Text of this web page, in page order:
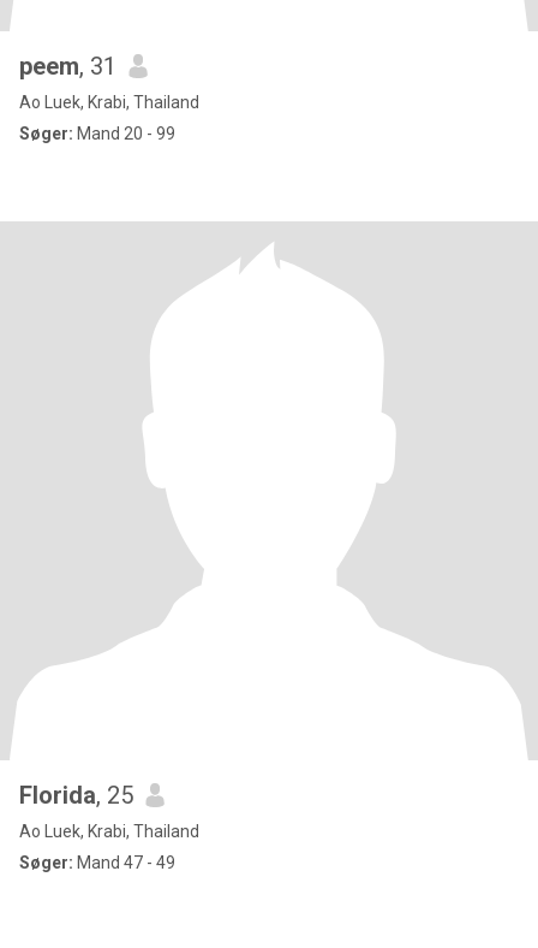
peem, 31
Ao Luek, Krabi, Thailand
Søger: Mand 20 - 99
Florida, 25
Ao Luek, Krabi, Thailand
Søger: Mand 47 - 49